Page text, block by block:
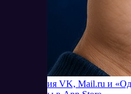
Приложения VK, Mail.ru и